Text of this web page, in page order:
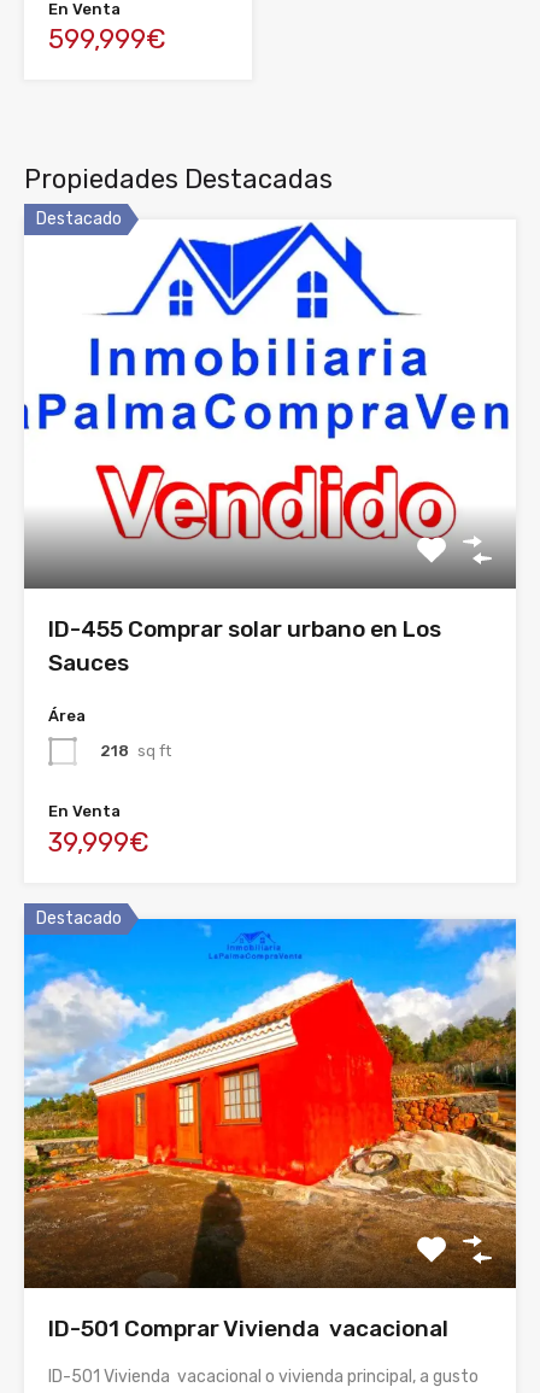
En Venta
599,999€
Propiedades Destacadas
Destacado
ID-455 Comprar solar urbano en Los
Sauces
Área
218 sq ft
En Venta
39,999€
Destacado
ID-501 Comprar Vivienda vacacional
ID-501 Vivienda vacacional o vivienda principal, a gusto